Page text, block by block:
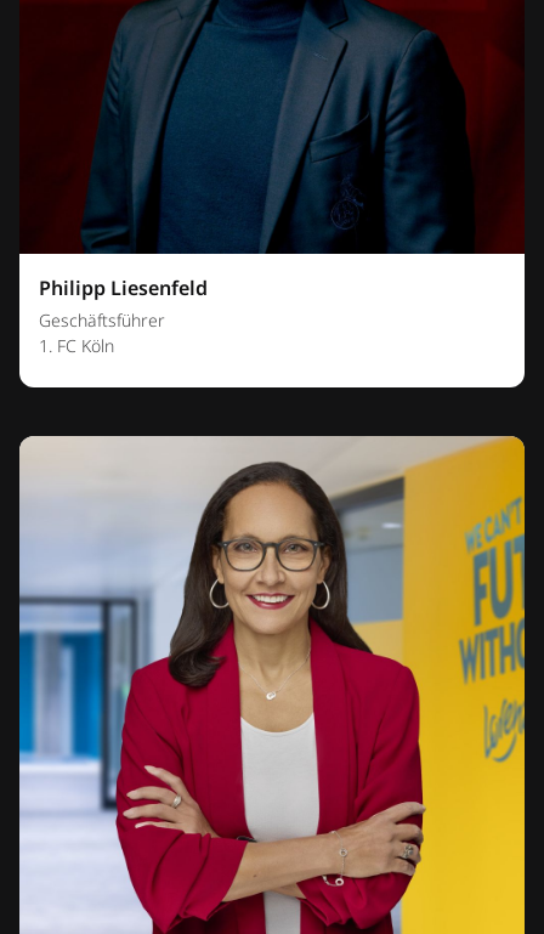
Philipp Liesenfeld
Geschäftsführer
1. FC Köln